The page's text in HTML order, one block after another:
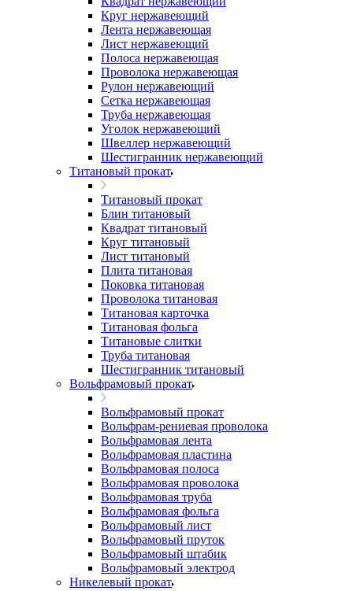
Круг нержавеющий
Лента нержавеющая
Лист нержавеющий
Полоса нержавеющая
Проволока нержавеющая
Рулон нержавеющий
Сетка нержавеющая
Труба нержавеющая
Уголок нержавеющий
Швеллер нержавеющий
Шестигранник нержавеющий
Титановый прокат
Титановый прокат
Блин титановый
Квадрат титановый
Круг титановый
Лист титановый
Плита титановая
Поковка титановая
Проволока титановая
Титановая карточка
Титановая фольга
Титановые слитки
Труба титановая
Шестигранник титановый
Вольфрамовый прокат
Вольфрамовый прокат
Вольфрам-рениевая проволока
Вольфрамовая лента
Вольфрамовая пластина
Вольфрамовая полоса
Вольфрамовая проволока
Вольфрамовая труба
Вольфрамовая фольга
Вольфрамовый лист
Вольфрамовый пруток
Вольфрамовый штабик
Вольфрамовый электрод
Никелевый прокат